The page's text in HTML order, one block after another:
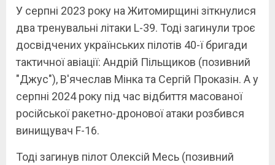
У серпні 2023 року на Житомирщині зіткнулися
два тренувальні літаки L-39. Тоді загинули троє
досвідчених українських пілотів 40-ї бригади
тактичної авіації: Андрій Пільщиков (позивний
"Джус"), В'ячеслав Мінка та Сергій Проказін. А у
серпні 2024 року під час відбиття масованої
російської ракетно-дронової атаки розбився
винищувач F-16.
Тоді загинув пілот Олексій Месь (позивний